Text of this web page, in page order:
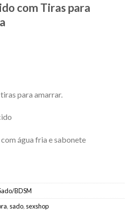
com Tiras para
para amarrar.
água fria e sabonete
BDSM
, sado, sexshop